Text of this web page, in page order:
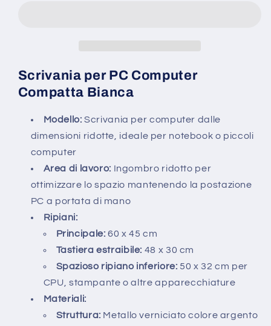
ruote
MDF
ruote
ruote
in
MDF
ruote
Scrivania per PC Computer
Compatta Bianca
Modello: Scrivania per computer dalle
dimensioni ridotte, ideale per notebook o piccoli
computer
Area di lavoro: Ingombro ridotto per
ottimizzare lo spazio mantenendo la postazione
PC a portata di mano
Ripiani:
Principale: 60 x 45 cm
Tastiera estraibile: 48 x 30 cm
Spazioso ripiano inferiore: 50 x 32 cm per
CPU, stampante o altre apparecchiature
Materiali:
Struttura: Metallo verniciato colore argento